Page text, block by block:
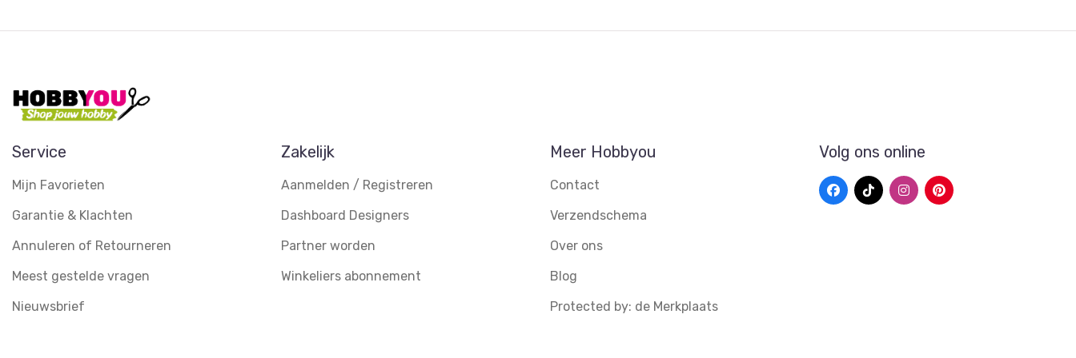
Service
Mijn Favorieten
Garantie & Klachten
Annuleren of Retourneren
Meest gestelde vragen
Nieuwsbrief
Zakelijk
Aanmelden / Registreren
Dashboard Designers
Partner worden
Winkeliers abonnement
Meer Hobbyou
Contact
Verzendschema
Over ons
Blog
Protected by: de Merkplaats
Volg ons online